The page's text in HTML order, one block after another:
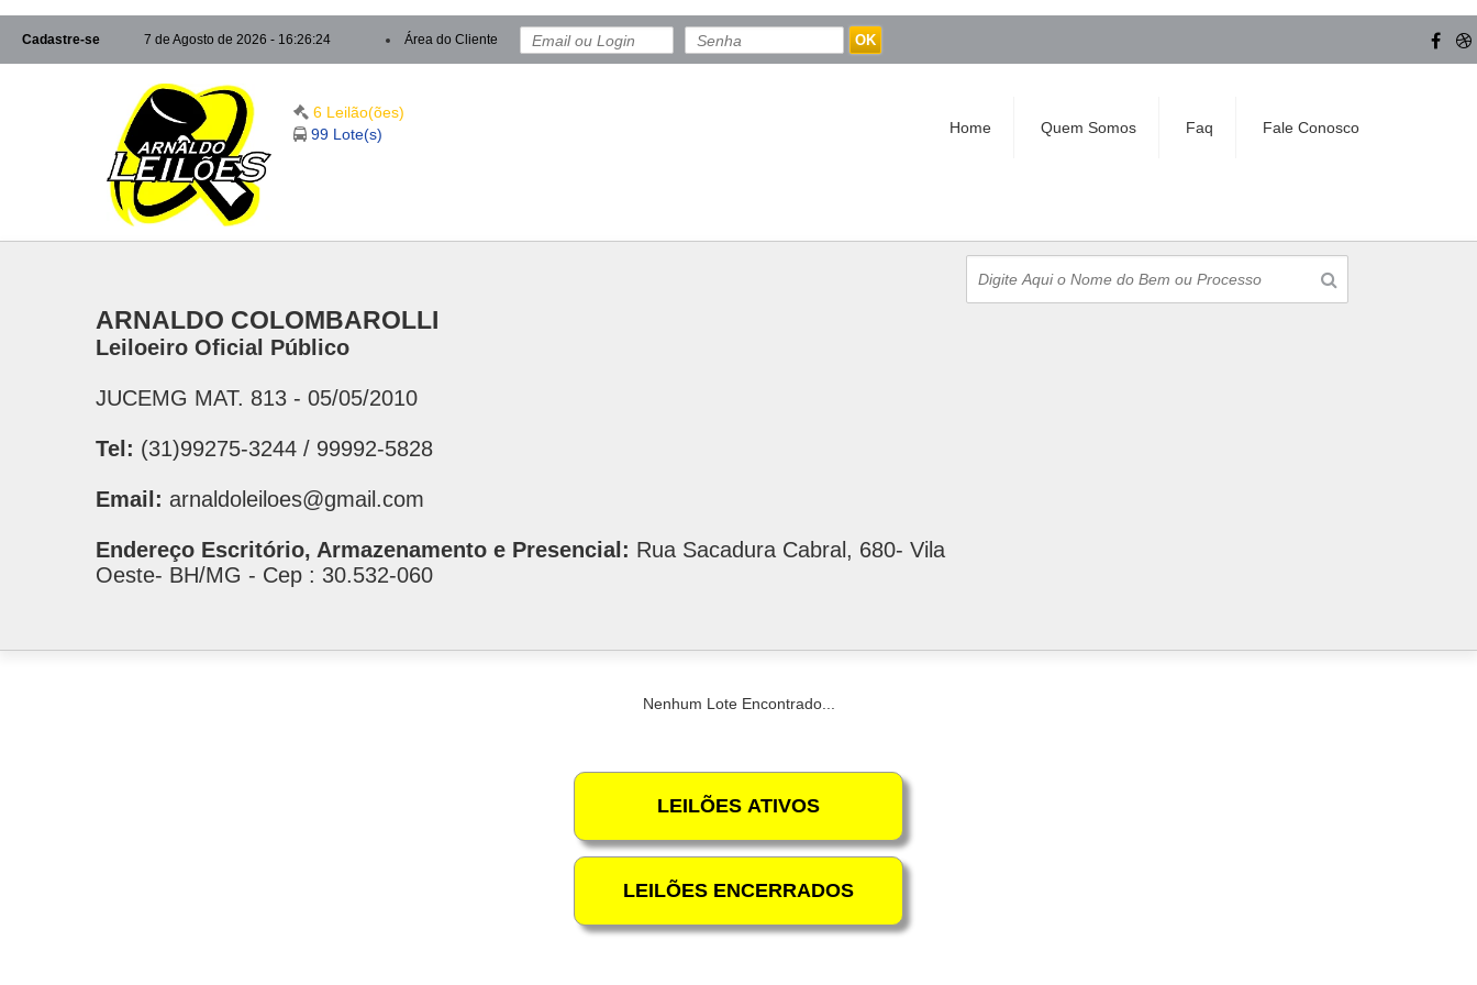
Cadastre-se 7 de Agosto de 2026 - 16:26:24 Área do Cliente OK
6 Leilão(ões)
99 Lote(s)
Home Quem Somos Faq Fale Conosco
ARNALDO COLOMBAROLLI
Leiloeiro Oficial Público
JUCEMG MAT. 813 - 05/05/2010
Tel: (31)99275-3244 / 99992-5828
Email: arnaldoleiloes@gmail.com
Endereço Escritório, Armazenamento e Presencial: Rua Sacadura Cabral, 680- Vila
Oeste- BH/MG - Cep : 30.532-060
Nenhum Lote Encontrado...